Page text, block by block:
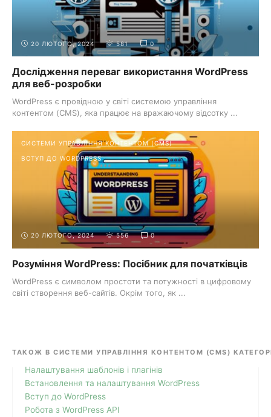
20 ЛЮТОГО, 2024 581 0
Дослідження переваг використання WordPress
для веб-розробки
WordPress є провідною у світі системою управління
контентом (CMS), яка працює на вражаючому відсотку ...
СИСТЕМИ УПРАВЛІННЯ КОНТЕНТОМ (CMS)
ВСТУП ДО WORDPRESS
20 ЛЮТОГО, 2024 556 0
Розуміння WordPress: Посібник для початківців
WordPress є символом простоти та потужності в цифровому
світі створення веб-сайтів. Окрім того, як ...
ТАКОЖ В СИСТЕМИ УПРАВЛІННЯ КОНТЕНТОМ (CMS)
Налаштування шаблонів і плагінів
Встановлення та налаштування WordPress
Вступ до WordPress
Робота з WordPress API